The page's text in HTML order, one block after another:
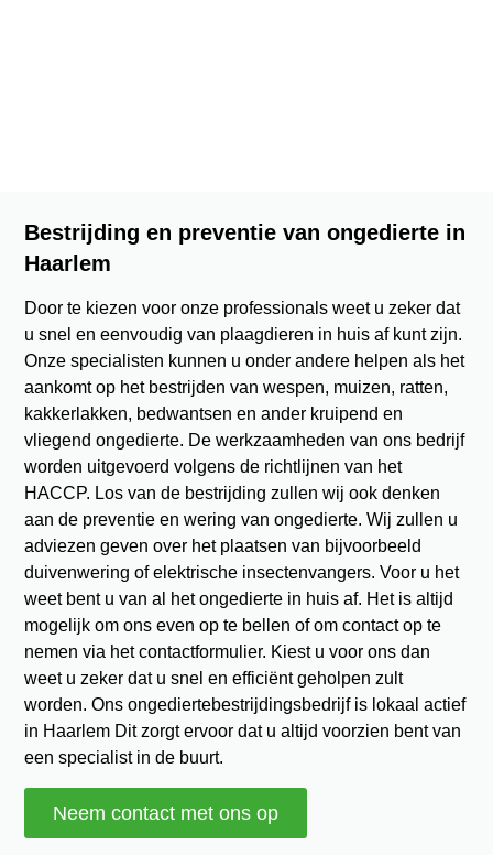
Bestrijding en preventie van ongedierte in
Haarlem
Door te kiezen voor onze professionals weet u zeker dat
u snel en eenvoudig van plaagdieren in huis af kunt zijn.
Onze specialisten kunnen u onder andere helpen als het
aankomt op het bestrijden van wespen, muizen, ratten,
kakkerlakken, bedwantsen en ander kruipend en
vliegend ongedierte. De werkzaamheden van ons bedrijf
worden uitgevoerd volgens de richtlijnen van het
HACCP. Los van de bestrijding zullen wij ook denken
aan de preventie en wering van ongedierte. Wij zullen u
adviezen geven over het plaatsen van bijvoorbeeld
duivenwering of elektrische insectenvangers. Voor u het
weet bent u van al het ongedierte in huis af. Het is altijd
mogelijk om ons even op te bellen of om contact op te
nemen via het contactformulier. Kiest u voor ons dan
weet u zeker dat u snel en efficiënt geholpen zult
worden. Ons ongediertebestrijdingsbedrijf is lokaal actief
in Haarlem Dit zorgt ervoor dat u altijd voorzien bent van
een specialist in de buurt.
Neem contact met ons op